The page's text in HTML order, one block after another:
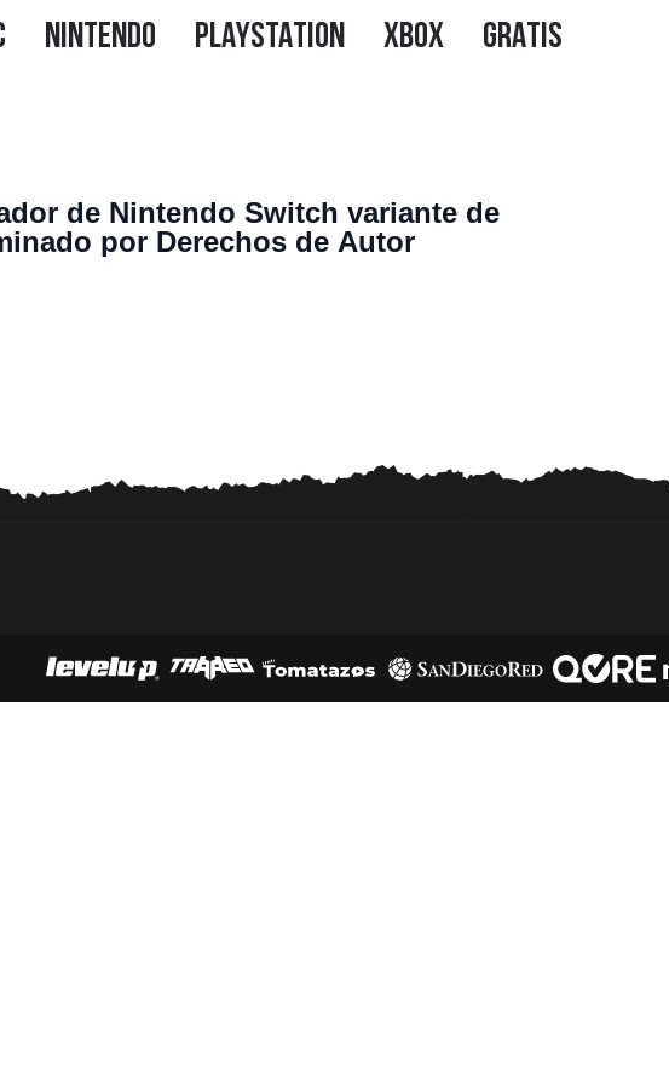
de Nintendo Switch variante de
por Derechos de Autor